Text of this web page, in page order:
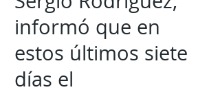
informó que en
estos últimos siete
días el